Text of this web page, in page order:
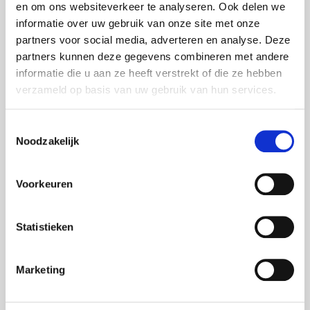
en om ons websiteverkeer te analyseren. Ook delen we
informatie over uw gebruik van onze site met onze
partners voor social media, adverteren en analyse. Deze
partners kunnen deze gegevens combineren met andere
informatie die u aan ze heeft verstrekt of die ze hebben
verzameld op basis van uw gebruik van hun services.
Noodzakelijk
Voorkeuren
Statistieken
Marketing
Internationale Messepräsentationen für
SPG Prints
Bei FOXX AV Rental freuen wir uns immer, wenn wir
auf einer Messe aktiv werden können. Begeistert